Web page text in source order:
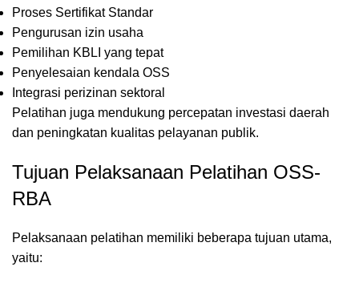
Proses Sertifikat Standar
Pengurusan izin usaha
Pemilihan KBLI yang tepat
Penyelesaian kendala OSS
Integrasi perizinan sektoral
Pelatihan juga mendukung percepatan investasi daerah
dan peningkatan kualitas pelayanan publik.
Tujuan Pelaksanaan Pelatihan OSS-
RBA
Pelaksanaan pelatihan memiliki beberapa tujuan utama,
yaitu: